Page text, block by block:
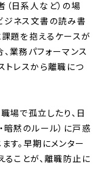
（日系人など）の場
ジネス文書の読み書
課題を抱えるケースが
業務パフォーマンス
トレスから離職につ
場で孤立したり、日
暗黙のルール）に戸惑
す。早期にメンター
ことが、離職防止に